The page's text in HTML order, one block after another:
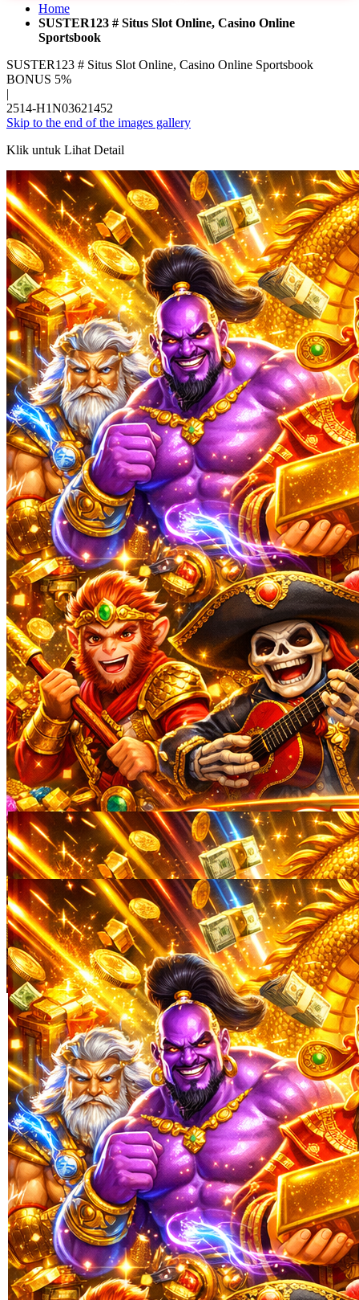
Home
SUSTER123 # Situs Slot Online, Casino Online
Sportsbook
SUSTER123 # Situs Slot Online, Casino Online Sportsbook
BONUS 5%
|
2514-H1N03621452
Skip to the end of the images gallery
Klik untuk Lihat Detail